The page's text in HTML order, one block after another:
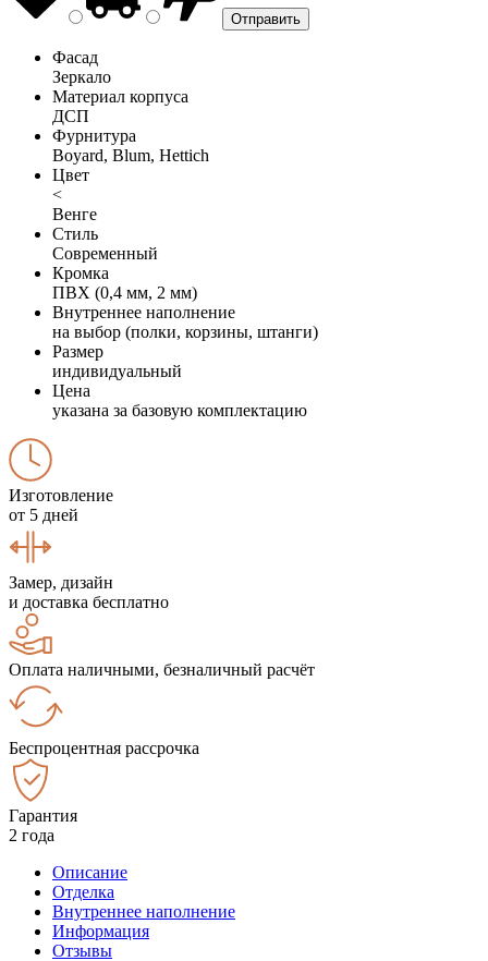
Фасад
Зеркало
Материал корпуса
ДСП
Фурнитура
Boyard, Blum, Hettich
Цвет
<
Венге
Стиль
Современный
Кромка
ПВХ (0,4 мм, 2 мм)
Внутреннее наполнение
на выбор (полки, корзины, штанги)
Размер
индивидуальный
Цена
указана за базовую комплектацию
Изготовление
от 5 дней
Замер, дизайн
и доставка бесплатно
Оплата наличными, безналичный расчёт
Беспроцентная рассрочка
Гарантия
2 года
Описание
Отделка
Внутреннее наполнение
Информация
Отзывы